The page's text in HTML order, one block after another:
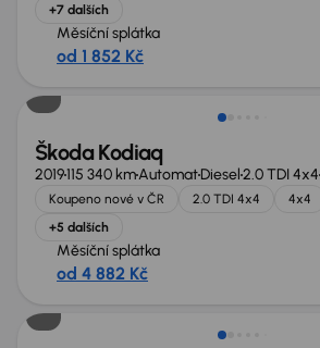
+7 dalších
Měsíční splátka
od 1 852 Kč
Zlevněno o 40 000 Kč
Škoda Kodiaq
2019115 340 kmAutomatDiesel2.0 TDI 4x4
Koupeno nové v ČR 2.0 TDI 4x4 4x4
+5 dalších
Měsíční splátka
od 4 882 Kč
Nově v nabídce